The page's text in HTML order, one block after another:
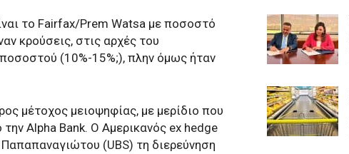
το Fairfax/Prem Watsa με ποσοστό
κρούσεις, στις αρχές του
(10%-15%;), πλην όμως ήταν
μέτοχος μειοψηφίας, με μερίδιο που
Alpha Bank. Ο Αμερικανός ex hedge
(UBS) τη διερεύνηση